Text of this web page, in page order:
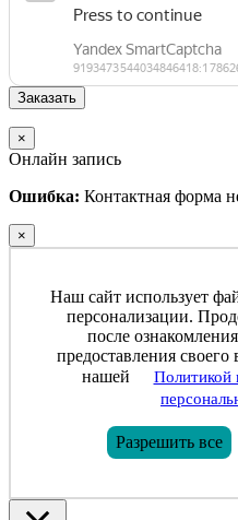
×
Онлайн запись
Ошибка: Контактная форма
×
Наш сайт использует
персонализации.
после
предоставления
нашей
Политикой
Разрешить все